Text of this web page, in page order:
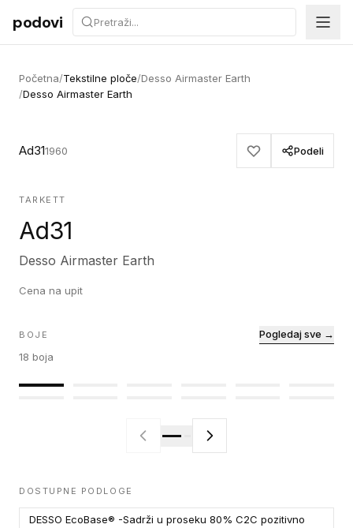
Preskoči na sadržaj
podovi
Početna/Tekstilne ploče/Desso Airmaster Earth
/Desso Airmaster Earth
Ad311960 Podeli
TARKETT
Ad31
Desso Airmaster Earth
Cena na upit
BOJE
18 boja
Pogledaj sve →
DOSTUPNE PODLOGE
DESSO EcoBase® -Sadrži u proseku 80% C2C pozitivno